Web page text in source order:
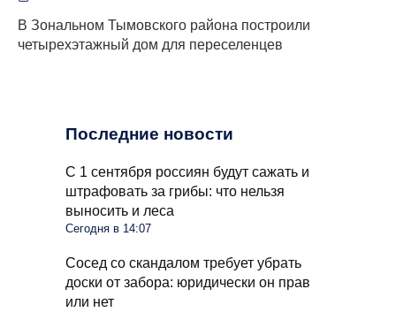
В Зональном Тымовского района построили
четырехэтажный дом для переселенцев
Последние новости
С 1 сентября россиян будут сажать и
штрафовать за грибы: что нельзя
выносить и леса
Сегодня в 14:07
Сосед со скандалом требует убрать
доски от забора: юридически он прав
или нет